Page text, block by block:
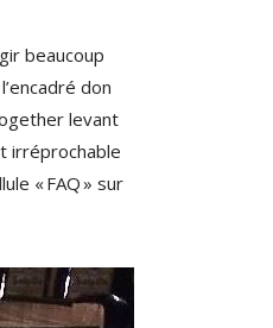
beaucoup
don
levant
irréprochable
« FAQ » sur